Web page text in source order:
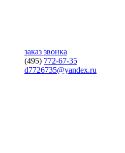
заказ звонка
(495) 772-67-35
d7726735@yandex.ru